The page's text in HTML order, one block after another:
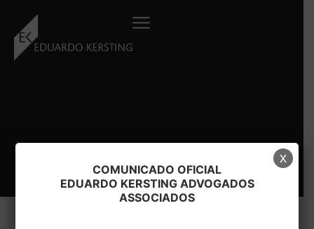
conteúdo
COMUNICADO OFICIAL
EDUARDO KERSTING ADVOGADOS
ASSOCIADOS
x